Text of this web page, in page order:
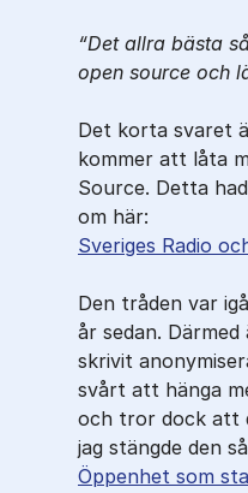
Det allra bästa
open source och
Det korta svaret
kommer att låta
Source. Detta
om här:
Sveriges Radio
Den tråden var
år sedan.
skrivit
svårt att hänga
och tror dock att
jag stängde den
Öppenhet som